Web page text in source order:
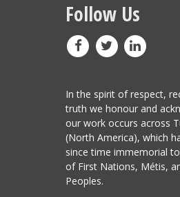
Follow Us
In the spirit of respect,
truth we honour and
our work occurs across
(North America), which
since time immemorial
of First Nations, Métis,
Peoples.